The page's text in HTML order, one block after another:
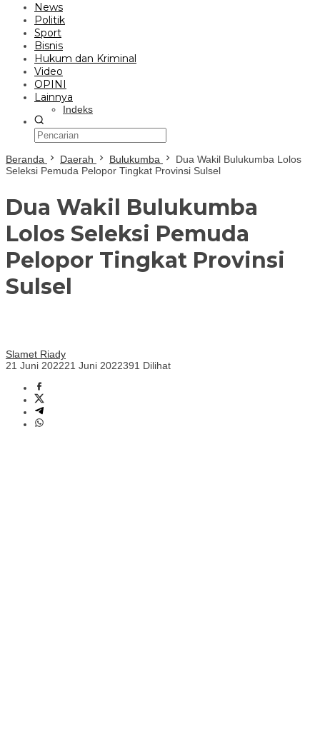
News
Politik
Sport
Bisnis
Hukum dan Kriminal
Video
OPINI
Lainnya
Indeks
Beranda Daerah Bulukumba
Dua Wakil Bulukumba Lolos
Seleksi Pemuda Pelopor Tingkat Provinsi Sulsel
Dua Wakil Bulukumba
Lolos Seleksi Pemuda
Pelopor Tingkat Provinsi
Sulsel
Slamet Riady
21 Juni 202221 Juni 2022391 Dilihat